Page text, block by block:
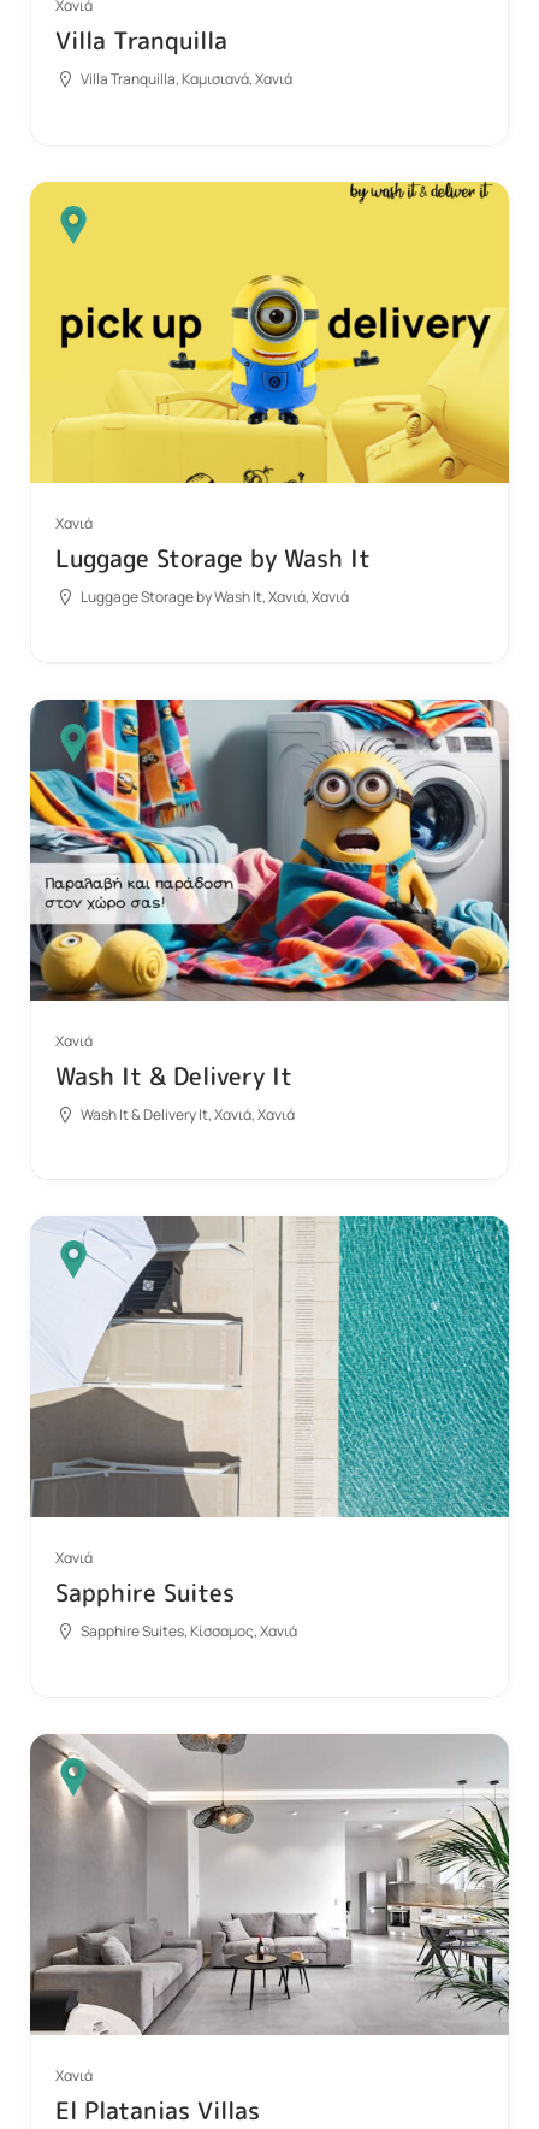
Χανιά
Villa Tranquilla
Villa Tranquilla, Καμισιανά, Χανιά
Χανιά
Luggage Storage by Wash It
Luggage Storage by Wash It, Χανιά, Χανιά
Χανιά
Wash It & Delivery It
Wash It & Delivery It, Χανιά, Χανιά
Χανιά
Sapphire Suites
Sapphire Suites, Κίσσαμος, Χανιά
Χανιά
El Platanias Villas